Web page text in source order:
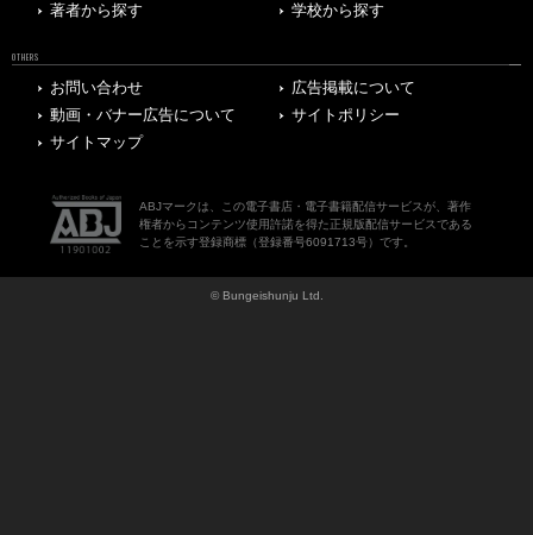
著者から探す
学校から探す
OTHERS
お問い合わせ
広告掲載について
動画・バナー広告について
サイトポリシー
サイトマップ
ABJマークは、この電子書店・電子書籍配信サービスが、著作
権者からコンテンツ使用許諾を得た正規版配信サービスである
ことを示す登録商標（登録番号6091713号）です。
© Bungeishunju Ltd.